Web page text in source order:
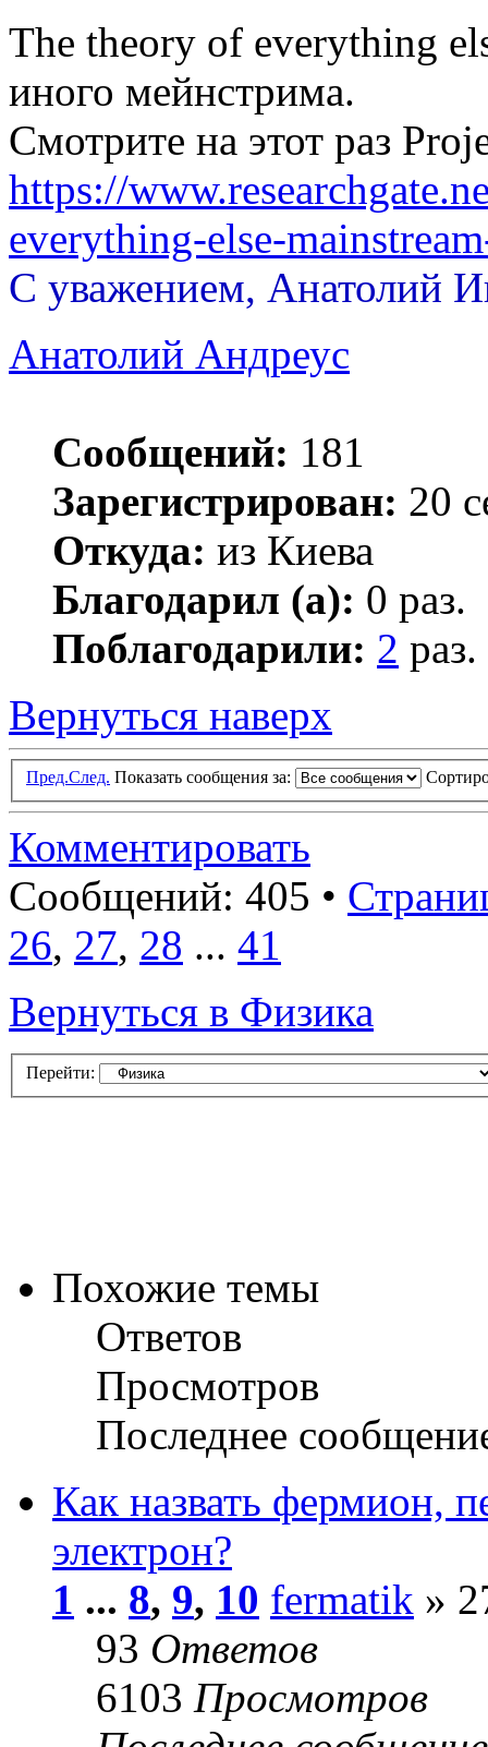
The theory of everything
иного мейнстрима.
Смотрите на этот раз
https://
everything-else-
С уважением, Анатолий
Анатолий Андреус
Сообщений: 181
Зарегистрирован: 20
Откуда: из Киева
Благодарил (а): 0 раз.
Поблагодарили: 2 раз.
Вернуться наверх
Пред.След. Показать сообщения за:
Комментировать
Сообщений: 405 •
26, 27, 28 ... 41
Вернуться в Физика
Перейти:
Похожие темы
Ответов
Просмотров
Последнее
Как назвать фермион,
электрон?
1 ... 8, 9, 10 fermatik »
93 Ответов
6103 Просмотров